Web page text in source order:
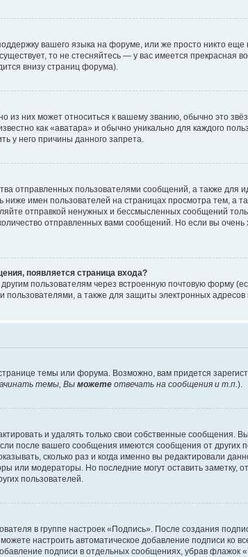
вашего языка на форуме, или же просто никто
то не стесняйтесь — у вас имеется прекрасная
внизу страниц форума).
них может относиться к вашему званию, обычно это
как «аватара» и обычно уникально для каждого
у него причины данного запрета.
отправленных пользователями сообщений, а также
имен пользователей на страницах просмотра тем, а
отправкой ненужных и бессмысленных сообщений
отправленных вами сообщений. Но если вы
появляется страница входа?
пользователям через встроенную почтовую форму
а также для защиты электронных адресов
темы или форума. Возможно, вам придется
темы, Вы можете отвечать на сообщения и т.п.).
и удалять только свои собственные сообщения.
после вашего сообщения имеются сообщения от других
сколько раз и когда именно вы редактировали
или модераторы. Но последние могут оставить
пользователей.
в группе настроек «Подпись». После создания
настроить автоматическое добавление подписи
подписи в отдельных сообщениях, убрав флажок